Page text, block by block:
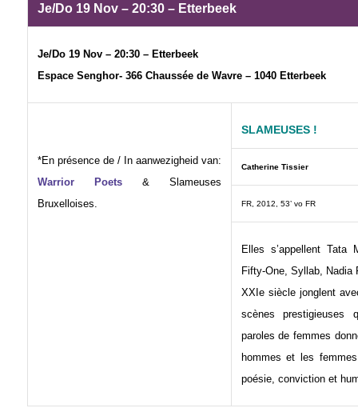
Je/Do 19 Nov – 20:30 – Etterbeek
Je/Do 19 Nov – 20:30 – Etterbeek
Espace Senghor- 366 Chaussée de Wavre – 1040 Etterbeek
*En présence de / In aanwezigheid van:
Warrior Poets& Slameuses
Bruxelloises.
SLAMEUSES !
Catherine Tissier
FR, 2012, 53’ vo FR
Elles s’appellent Tata
Fifty-One, Syllab, Nadia
XXIe siècle jonglent
scènes
paroles de femmes
hommes et les
poésie, conviction et